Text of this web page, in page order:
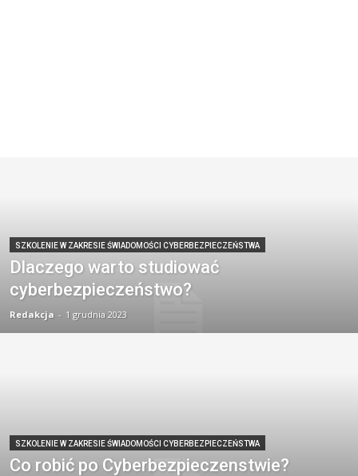
SZKOLENIE W ZAKRESIE ŚWIADOMOŚCI CYBERBEZPIECZEŃSTWA
Dlaczego warto studiować
cyberbezpieczeństwo?
Redakcja - 1 grudnia 2023
SZKOLENIE W ZAKRESIE ŚWIADOMOŚCI CYBERBEZPIECZEŃSTWA
Co robić po Cyberbezpieczenstwie?